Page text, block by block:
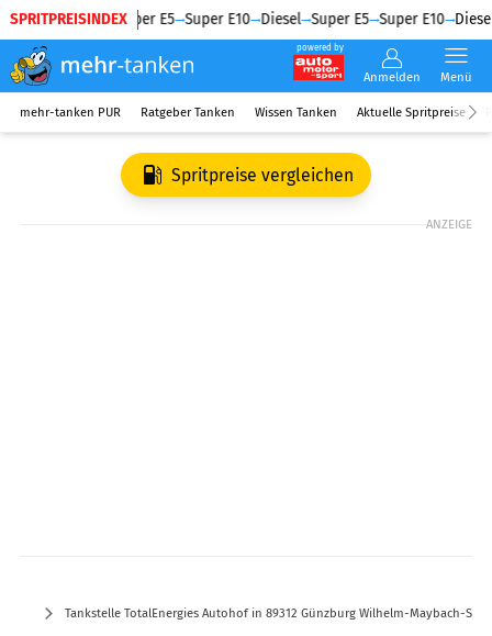
SPRITPREISINDEX
Diesel Super E5 Super E10 Diesel Super E5 Super E10 Diesel
powered by
Anmelden Menü
mehr-tanken PUR Ratgeber Tanken Wissen Tanken Aktuelle Spritpreise
Spritpreise vergleichen
ANZEIGE
Tankstelle TotalEnergies Autohof in 89312 Günzburg Wilhelm-Maybach-Str. 5